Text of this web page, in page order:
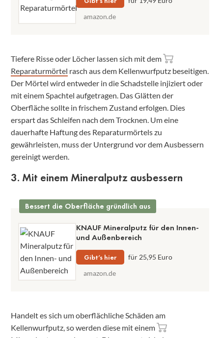
amazon.de
Tiefere Risse oder Löcher lassen sich mit dem
Reparaturmörtel rasch aus dem Kellenwurfputz beseitigen.
Der Mörtel wird entweder in die Schadstelle injiziert oder
mit einem Spachtel aufgetragen. Das Glätten der
Oberfläche sollte in frischem Zustand erfolgen. Dies
erspart das Schleifen nach dem Trocknen. Um eine
dauerhafte Haftung des Reparaturmörtels zu
gewährleisten, muss der Untergrund vor dem Ausbessern
gereinigt werden.
3. Mit einem Mineralputz ausbessern
Bessert die Oberfläche gründlich aus
KNAUF Mineralputz für den Innen-
und Außenbereich
Gibt’s hier
für 25,95 Euro
amazon.de
Handelt es sich um oberflächliche Schäden am
Kellenwurfputz, so werden diese mit einem